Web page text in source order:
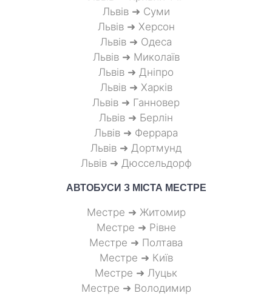
Львів ➜ Суми
Львів ➜ Херсон
Львів ➜ Одеса
Львів ➜ Миколаїв
Львів ➜ Дніпро
Львів ➜ Харків
Львів ➜ Ганновер
Львів ➜ Берлін
Львів ➜ Феррара
Львів ➜ Дортмунд
Львів ➜ Дюссельдорф
АВТОБУСИ З МІСТА МЕСТРЕ
Местре ➜ Житомир
Местре ➜ Рівне
Местре ➜ Полтава
Местре ➜ Київ
Местре ➜ Луцьк
Местре ➜ Володимир